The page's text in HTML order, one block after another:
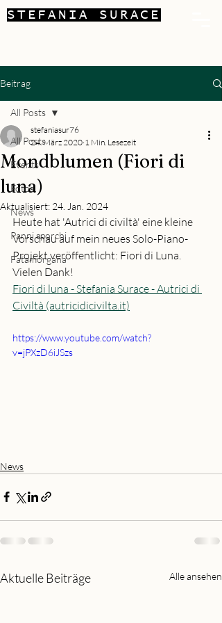
STEFANIA SURACE
Beitrag
All Posts
Events
Fotos
News
Panni sporchi
Fatamorgana
All Posts
Mondblumen (Fiori di
luna)
stefaniasur76
24. März 2020 1 Min. Lesezeit
Aktualisiert: 24. Jan. 2024
Heute hat 'Autrici di civiltà' eine kleine
Vorschau auf mein neues Solo-Piano-
Projekt veröffentlicht: Fiori di Luna.
Vielen Dank!
Fiori di luna - Stefania Surace - Autrici di
Civiltà (autricidicivilta.it)
https://www.youtube.com/watch?
v=jPXzD6iJSzs
News
Aktuelle Beiträge Alle ansehen